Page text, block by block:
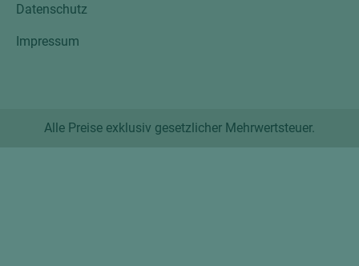
Datenschutz
Impressum
Alle Preise exklusiv gesetzlicher Mehrwertsteuer.